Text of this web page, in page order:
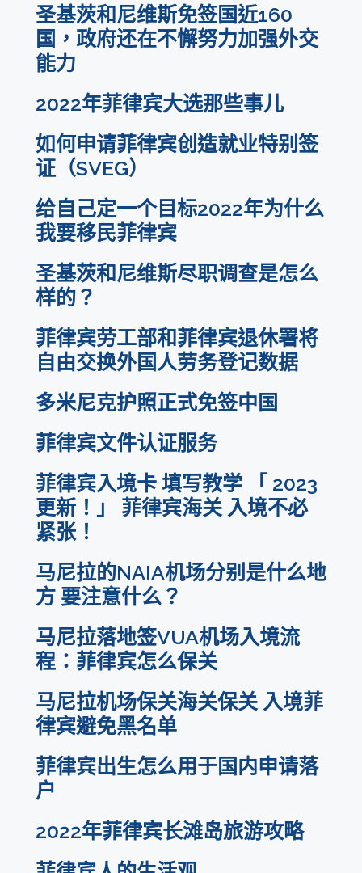
圣基茨和尼维斯免签国近160
国，政府还在不懈努力加强外交
能力
2022年菲律宾大选那些事儿
如何申请菲律宾创造就业特别签
证（SVEG）
给自己定一个目标2022年为什么
我要移民菲律宾
圣基茨和尼维斯尽职调查是怎么
样的？
菲律宾劳工部和菲律宾退休署将
自由交换外国人劳务登记数据
多米尼克护照正式免签中国
菲律宾文件认证服务
菲律宾入境卡 填写教学 「 2023
更新！」 菲律宾海关 入境不必
紧张！
马尼拉的NAIA机场分别是什么地
方 要注意什么？
马尼拉落地签VUA机场入境流
程：菲律宾怎么保关
马尼拉机场保关海关保关 入境菲
律宾避免黑名单
菲律宾出生怎么用于国内申请落
户
2022年菲律宾长滩岛旅游攻略